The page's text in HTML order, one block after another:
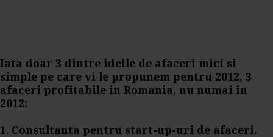
Iata doar 3 dintre ideile de afaceri mici si
simple pe care vi le propunem pentru 2012, 3
afaceri profitabile in Romania, nu numai in
2012:
1. Consultanta pentru start-up-uri de afaceri.